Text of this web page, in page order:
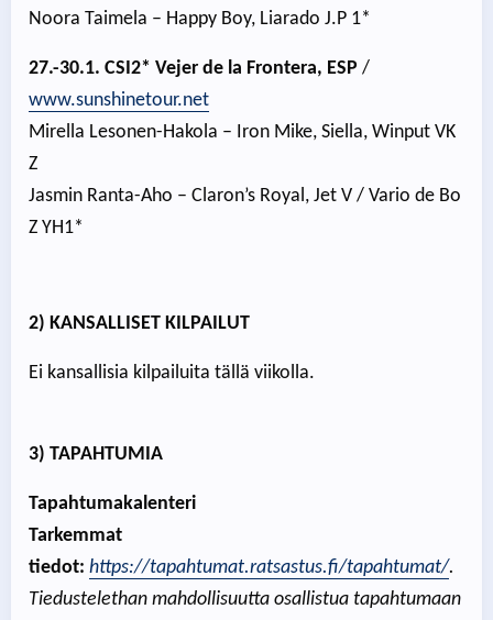
Noora Taimela – Happy Boy, Liarado J.P 1*
27.-30.1. CSI2* Vejer de la Frontera, ESP /
www.sunshinetour.net
Mirella Lesonen-Hakola – Iron Mike, Siella, Winput VK
Z
Jasmin Ranta-Aho – Claron’s Royal, Jet V / Vario de Bo
Z YH1*
2) KANSALLISET KILPAILUT
Ei kansallisia kilpailuita tällä viikolla.
3) TAPAHTUMIA
Tapahtumakalenteri
Tarkemmat
tiedot: https://tapahtumat.ratsastus.fi/tapahtumat/.
Tiedustelethan mahdollisuutta osallistua tapahtumaan